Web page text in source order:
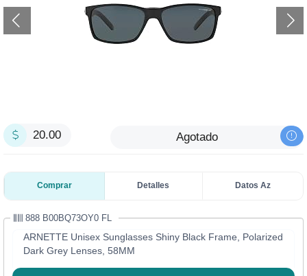
20.00 Agotado
Comprar Detalles Datos Az
888 B00BQ73OY0 FL
ARNETTE Unisex Sunglasses Shiny Black Frame, Polarized
Dark Grey Lenses, 58MM